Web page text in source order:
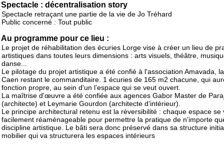
Spectacle : décentralisation story
Spectacle retraçant une partie de la vie de Jo Tréhard
Public concerné : Tout public
Au programme pour ce lieu :
Le projet de réhabilitation des écuries Lorge vise à créer un lieu de
artistiques dans toutes leurs dimensions : arts visuels, théâtre,
danse...
Le pilotage du projet artistique a été confié à l'association Amavada,
Caen restant le commanditaire. 1 écuries de 165 m2 chacune, qui
fonction propre, au sein d'un l’espace qui se veut ouvert.
La maîtrise d'œuvre a été confiée aux agences Gabor Master de
(architecte) et Leymarie Gourdon (architecte d’intérieur).
Le principe architectural retenu est la réversibilité : chaque espace se
facilement réaménageable pour permettre la pratique de n'importe
discipline artistique. Le bâti sera donc préservé dans sa structure
mobilier qui va structurera les espaces intérieurs